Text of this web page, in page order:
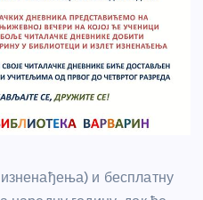
и бесплатну